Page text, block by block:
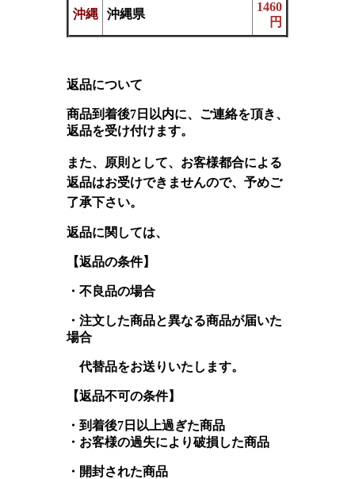
沖縄 沖縄県
1460
円
返品について
商品到着後7日以内に、ご連絡を頂き、
返品を受け付けます。
また、 原則として、 お客様都合による
返品はお受けできませんので、予めご
了承下さい。
返品に関しては、
【返品の条件】
・不良品の場合
・注文した商品と異なる商品が届いた
場合
代替品をお送りいたします。
【返品不可の条件】
・到着後7日以上過ぎた商品
・ お客様の過失により破損した商品
・開封された商品